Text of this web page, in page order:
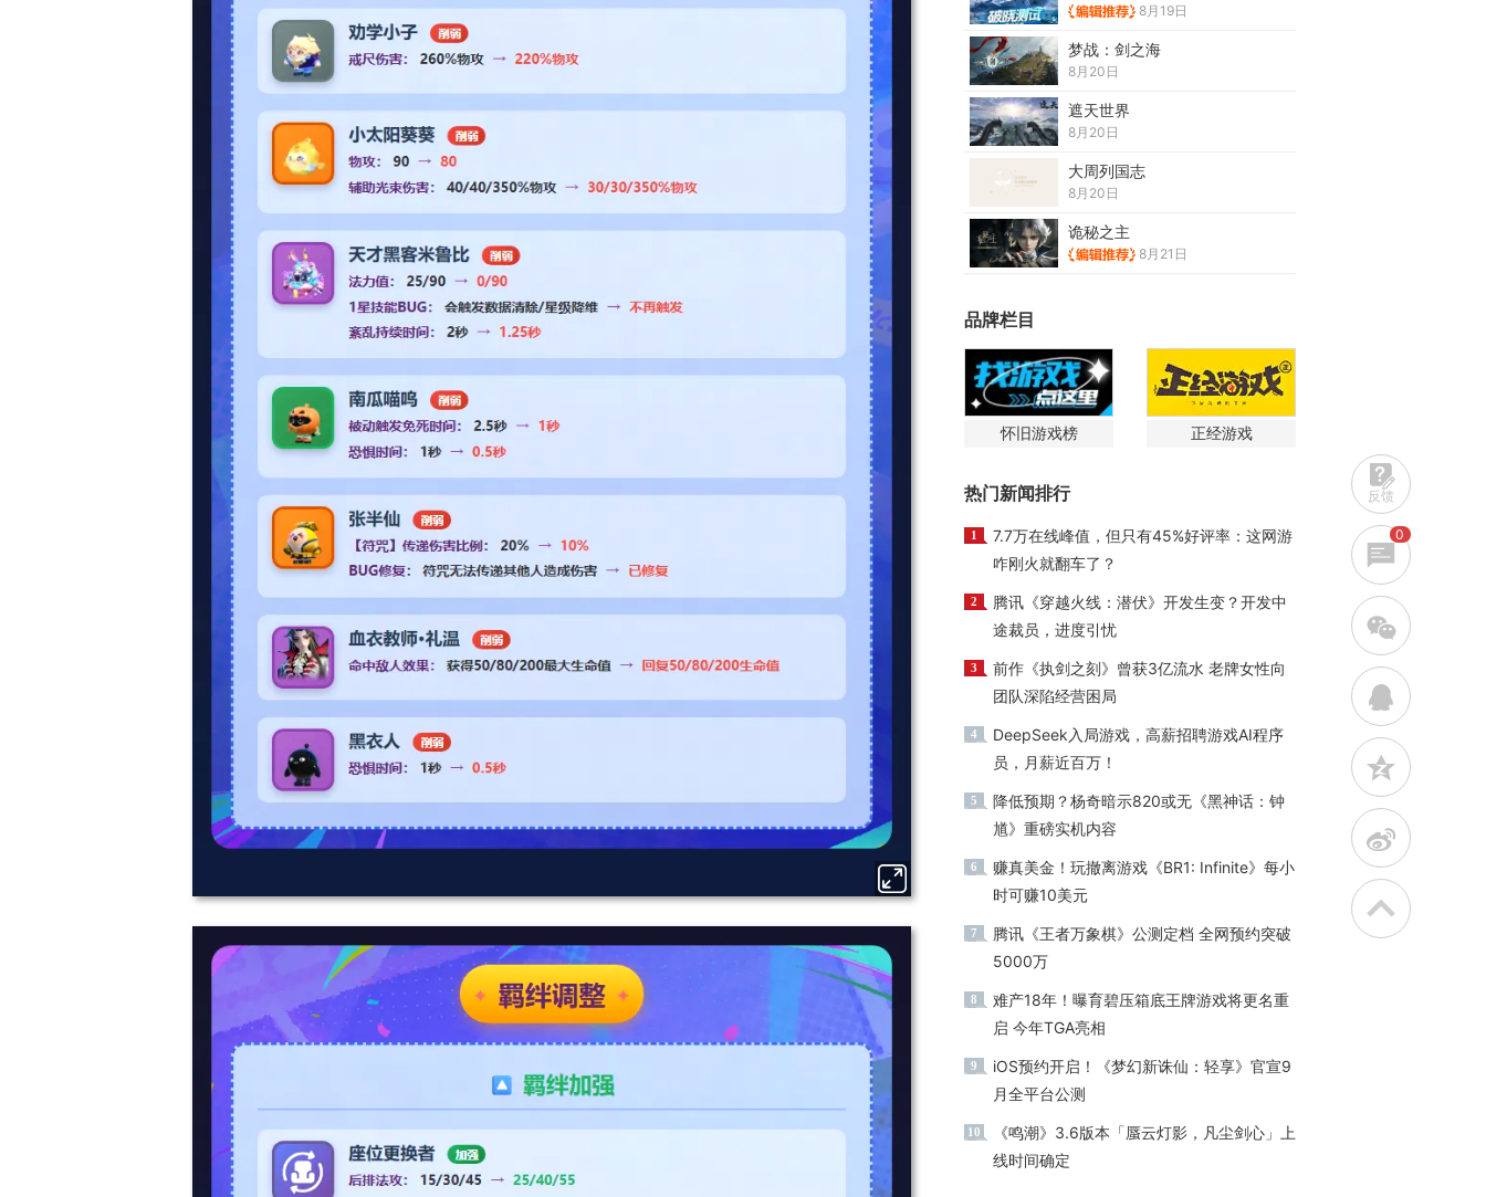
8月19日
梦战：剑之海
8月20日
遮天世界
8月20日
大周列国志
8月20日
诡秘之主
8月21日
品牌栏目
怀旧游戏榜 正经游戏
热门新闻排行
1
7.7万在线峰值，但只有45%好评率：这网游
咋刚火就翻车了？
2
腾讯《穿越火线：潜伏》开发生变？开发中
途裁员，进度引忧
3
前作《执剑之刻》曾获3亿流水 老牌女性向
团队深陷经营困局
4
DeepSeek入局游戏，高薪招聘游戏AI程序
员，月薪近百万！
5
降低预期？杨奇暗示820或无《黑神话：钟
馗》重磅实机内容
6
赚真美金！玩撤离游戏《BR1: Infinite》每小
时可赚10美元
7
腾讯《王者万象棋》公测定档 全网预约突破
5000万
8
难产18年！曝育碧压箱底王牌游戏将更名重
启 今年TGA亮相
9
iOS预约开启！《梦幻新诛仙：轻享》官宣9
月全平台公测
10
《鸣潮》3.6版本「蜃云灯影，凡尘剑心」上
线时间确定
反馈
0
w
q
z
t